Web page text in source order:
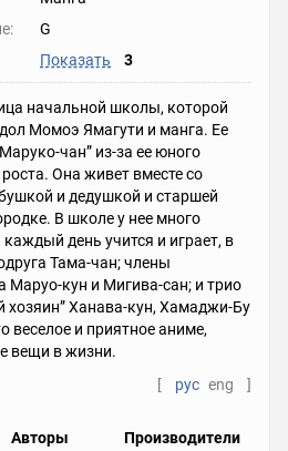
G
Показать 3
начальной школы, которой
Момоэ Ямагути и манга. Ее
чан” из-за ее юного
Она живет вместе со
и дедушкой и старшей
В школе у нее много
день учится и играет, в
Тама-чан; члены
Маруо-кун и Мигива-сан; и трио
хозяин” Ханава-кун, Хамаджи-Бу
веселое и приятное аниме,
вещи в жизни.
[
рус eng ]
Авторы Производители